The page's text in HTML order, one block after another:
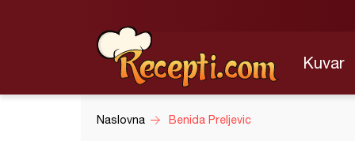
Kuvar
Naslovna Benida Preljevic